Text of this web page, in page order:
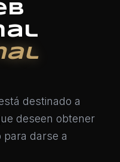
destinado a
deseen obtener
darse a